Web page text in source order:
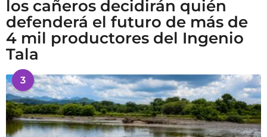
los cañeros decidirán quién
defenderá el futuro de más de
4 mil productores del Ingenio
Tala
3